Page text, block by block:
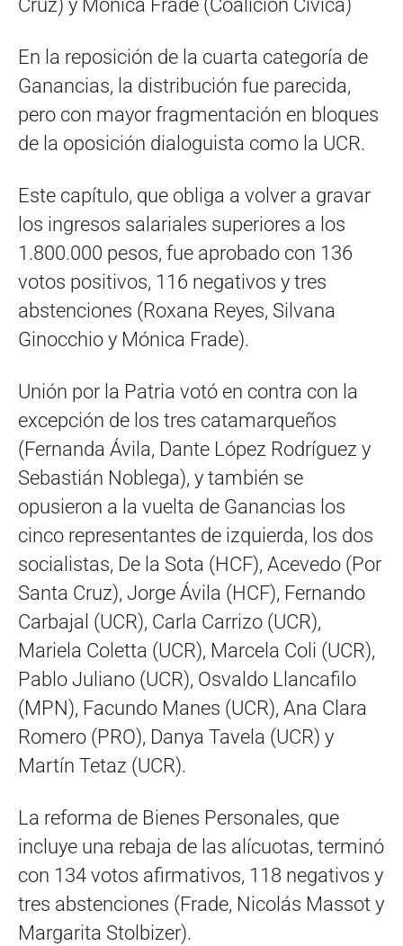
Cruz) y Mónica Frade (Coalición Cívica)
En la reposición de la cuarta categoría de
Ganancias, la distribución fue parecida,
pero con mayor fragmentación en bloques
de la oposición dialoguista como la UCR.
Este capítulo, que obliga a volver a gravar
los ingresos salariales superiores a los
1.800.000 pesos, fue aprobado con 136
votos positivos, 116 negativos y tres
abstenciones (Roxana Reyes, Silvana
Ginocchio y Mónica Frade).
Unión por la Patria votó en contra con la
excepción de los tres catamarqueños
(Fernanda Ávila, Dante López Rodríguez y
Sebastián Noblega), y también se
opusieron a la vuelta de Ganancias los
cinco representantes de izquierda, los dos
socialistas, De la Sota (HCF), Acevedo (Por
Santa Cruz), Jorge Ávila (HCF), Fernando
Carbajal (UCR), Carla Carrizo (UCR),
Mariela Coletta (UCR), Marcela Coli (UCR),
Pablo Juliano (UCR), Osvaldo Llancafilo
(MPN), Facundo Manes (UCR), Ana Clara
Romero (PRO), Danya Tavela (UCR) y
Martín Tetaz (UCR).
La reforma de Bienes Personales, que
incluye una rebaja de las alícuotas, terminó
con 134 votos afirmativos, 118 negativos y
tres abstenciones (Frade, Nicolás Massot y
Margarita Stolbizer).